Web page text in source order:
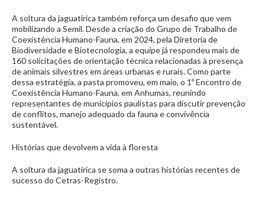
A soltura da jaguatirica também reforça um desafio que vem
mobilizando a Semil. Desde a criação do Grupo de Trabalho de
Coexistência Humano-Fauna, em 2024, pela Diretoria de
Biodiversidade e Biotecnologia, a equipe já respondeu mais de
160 solicitações de orientação técnica relacionadas à presença
de animais silvestres em áreas urbanas e rurais. Como parte
dessa estratégia, a pasta promoveu, em maio, o 1º Encontro de
Coexistência Humano-Fauna, em Anhumas, reunindo
representantes de municípios paulistas para discutir prevenção
de conflitos, manejo adequado da fauna e convivência
sustentável.
Histórias que devolvem a vida à floresta
A soltura da jaguatirica se soma a outras histórias recentes de
sucesso do Cetras-Registro.